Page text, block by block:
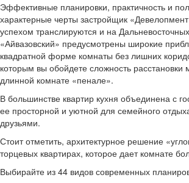
Эффективные планировки, практичность и
характерные черты застройщик
успехом транслируются и на
«Айвазовский» предусмотрены широкие
квадратной форме комнаты без лишних
которым вы обойдете сложность расстановки
длинной комнате «пенале».
В большинстве квартир кухня объединена с
ее просторной и уютной для семейного
друзьями.
Стоит отметить, архитектурное решение
торцевых квартирах, которое дает комнате
Выбирайте из 44 видов современных